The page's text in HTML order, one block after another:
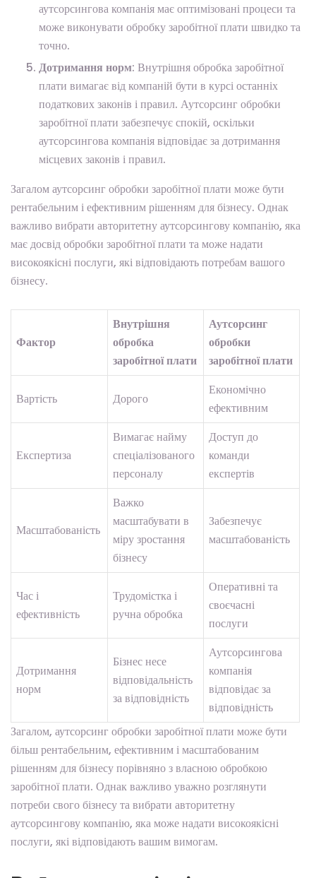
аутсорсингова компанія має оптимізовані процеси та
може виконувати обробку заробітної плати швидко та
точно.
Дотримання норм: Внутрішня обробка заробітної
плати вимагає від компаній бути в курсі останніх
податкових законів і правил. Аутсорсинг обробки
заробітної плати забезпечує спокій, оскільки
аутсорсингова компанія відповідає за дотримання
місцевих законів і правил.
Загалом аутсорсинг обробки заробітної плати може бути
рентабельним і ефективним рішенням для бізнесу. Однак
важливо вибрати авторитетну аутсорсингову компанію, яка
має досвід обробки заробітної плати та може надати
високоякісні послуги, які відповідають потребам вашого
бізнесу.
Фактор
Внутрішня
обробка
заробітної плати
Аутсорсинг
обробки
заробітної плати
Вартість Дорого
Економічно
ефективним
Експертиза
Вимагає найму
спеціалізованого
персоналу
Доступ до
команди
експертів
Масштабованість
Важко
масштабувати в
міру зростання
бізнесу
Забезпечує
масштабованість
Час і
ефективність
Трудомістка і
ручна обробка
Оперативні та
своєчасні
послуги
Дотримання
норм
Бізнес несе
відповідальність
за відповідність
Аутсорсингова
компанія
відповідає за
відповідність
Загалом, аутсорсинг обробки заробітної плати може бути
більш рентабельним, ефективним і масштабованим
рішенням для бізнесу порівняно з власною обробкою
заробітної плати. Однак важливо уважно розглянути
потреби свого бізнесу та вибрати авторитетну
аутсорсингову компанію, яка може надати високоякісні
послуги, які відповідають вашим вимогам.